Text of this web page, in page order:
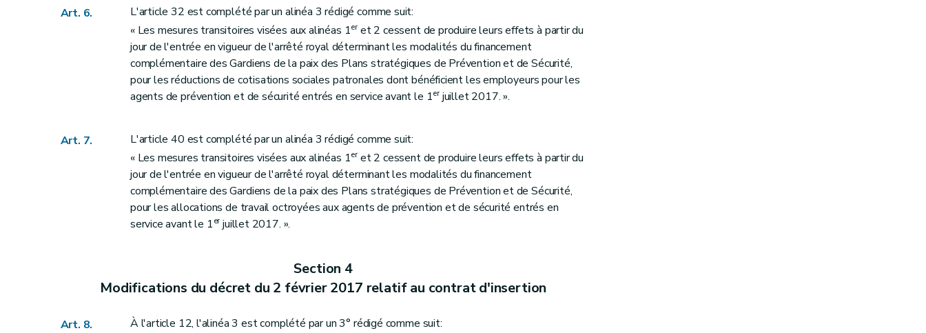
Art. 33
Art. 33 bis
Art. 33ter
Chapitre III Mesures en matière d'environnement
Section 1re Modifications apportées au Livre Ierdu Code de l'Environnement
Art. 34
Art. 36
Art. 37
Art. 38
Art. 40
Art. 44
Art. 6.
L'article 32 est complété par un alinéa 3 rédigé comme suit:
« Les mesures transitoires visées aux alinéas 1eret 2 cessent de produire leurs effets à partir du
jour de l'entrée en vigueur de l'arrêté royal déterminant les modalités du financement
complémentaire des Gardiens de la paix des Plans stratégiques de Prévention et de Sécurité,
pour les réductions de cotisations sociales patronales dont bénéficient les employeurs pour les
agents de prévention et de sécurité entrés en service avant le 1erjuillet 2017. ».
Art. 7.
L'article 40 est complété par un alinéa 3 rédigé comme suit:
« Les mesures transitoires visées aux alinéas 1eret 2 cessent de produire leurs effets à partir du
jour de l'entrée en vigueur de l'arrêté royal déterminant les modalités du financement
complémentaire des Gardiens de la paix des Plans stratégiques de Prévention et de Sécurité,
pour les allocations de travail octroyées aux agents de prévention et de sécurité entrés en
service avant le 1erjuillet 2017. ».
Section 4
Modifications du décret du 2 février 2017 relatif au contrat d'insertion
Art. 8.
À l'article 12, l'alinéa 3 est complété par un 3° rédigé comme suit: